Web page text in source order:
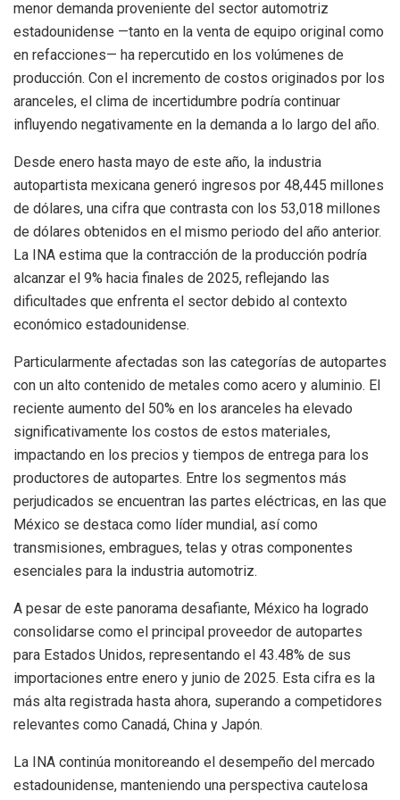
menor demanda proveniente del sector automotriz
estadounidense —tanto en la venta de equipo original como
en refacciones— ha repercutido en los volúmenes de
producción. Con el incremento de costos originados por los
aranceles, el clima de incertidumbre podría continuar
influyendo negativamente en la demanda a lo largo del año.
Desde enero hasta mayo de este año, la industria
autopartista mexicana generó ingresos por 48,445 millones
de dólares, una cifra que contrasta con los 53,018 millones
de dólares obtenidos en el mismo periodo del año anterior.
La INA estima que la contracción de la producción podría
alcanzar el 9% hacia finales de 2025, reflejando las
dificultades que enfrenta el sector debido al contexto
económico estadounidense.
Particularmente afectadas son las categorías de autopartes
con un alto contenido de metales como acero y aluminio. El
reciente aumento del 50% en los aranceles ha elevado
significativamente los costos de estos materiales,
impactando en los precios y tiempos de entrega para los
productores de autopartes. Entre los segmentos más
perjudicados se encuentran las partes eléctricas, en las que
México se destaca como líder mundial, así como
transmisiones, embragues, telas y otras componentes
esenciales para la industria automotriz.
A pesar de este panorama desafiante, México ha logrado
consolidarse como el principal proveedor de autopartes
para Estados Unidos, representando el 43.48% de sus
importaciones entre enero y junio de 2025. Esta cifra es la
más alta registrada hasta ahora, superando a competidores
relevantes como Canadá, China y Japón.
La INA continúa monitoreando el desempeño del mercado
estadounidense, manteniendo una perspectiva cautelosa